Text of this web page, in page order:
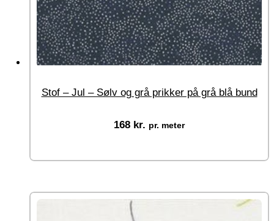
Stof – Jul – Sølv og grå prikker på grå blå bund
168 kr. pr. meter